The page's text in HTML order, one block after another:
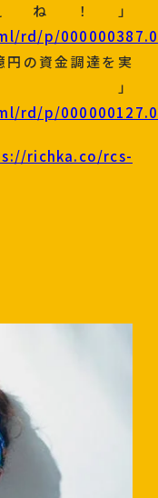
ね！」
rd/p/
円の資金調達を実
rd/p/
richka.co/rcs-